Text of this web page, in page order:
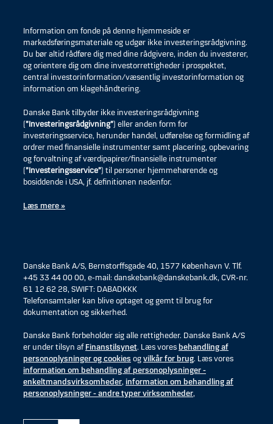
Information om fonde på denne hjemmeside er
markedsføringsmateriale og udgør ikke investeringsrådgivning.
Du bør altid rådføre dig med dine rådgivere, inden du investerer,
og orientere dig om dine investorrettigheder i prospektet,
central investorinformation/væsentlig investorinformation og
information om klagehåndtering.
Danske Bank tilbyder ikke investeringsrådgivning
(”Investeringsrådgivning”) eller anden form for
investeringsservice, herunder handel, udførelse og formidling af
ordrer med finansielle instrumenter samt placering, opbevaring
og forvaltning af værdipapirer/finansielle instrumenter
(”Investeringsservice”) til personer hjemmehørende og
bosiddende i USA, jf. definitionen nedenfor.
Læs mere »
Danske Bank A/S, Bernstorffsgade 40, 1577 København V. Tlf.
+45 33 44 00 00, e-mail: danskebank@danskebank.dk, CVR-nr.
61 12 62 28, SWIFT: DABADKKK
Telefonsamtaler kan blive optaget og gemt til brug for
dokumentation og sikkerhed.
Danske Bank forbeholder sig alle rettigheder. Danske Bank A/S
er under tilsyn afFinanstilsynet. Læs vores behandling af
personoplysninger og cookies ogvilkår for brug. Læs vores
information om behandling af personoplysninger -
enkeltmandsvirksomheder, information om behandling af
personoplysninger - andre typer virksomheder,